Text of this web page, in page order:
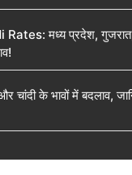
मध्य प्रदेश, गुजरात,
चांदी के भावों में बदलाव,